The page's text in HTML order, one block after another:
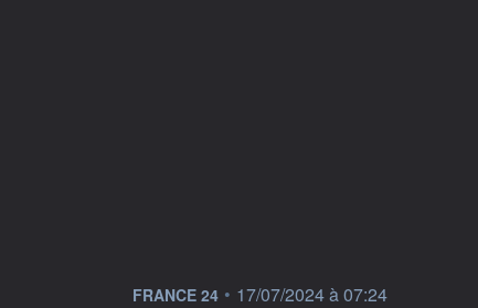
information fournie par
FRANCE 24 • 17/07/2024 à 07:24